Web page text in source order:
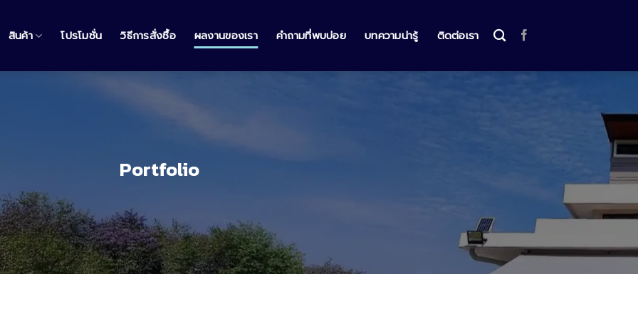
สินค้า โปรโมชั่น วิธีการสั่งซื้อ ผลงานของเรา คำถามที่พบบ่อย บทความน่ารู้ ติดต่อเรา
Portfolio